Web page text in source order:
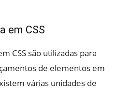
em CSS
CSS são utilizadas para
de elementos em
várias unidades de